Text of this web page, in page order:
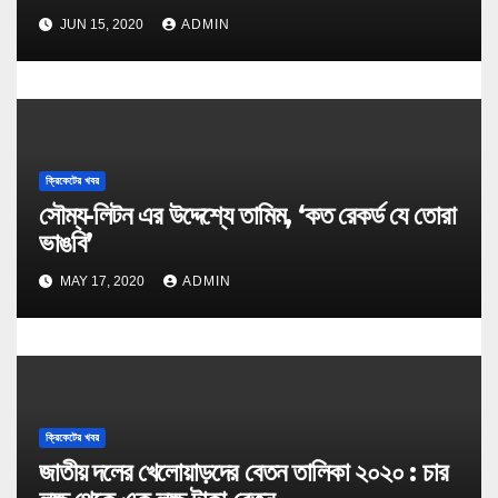
JUN 15, 2020 ADMIN
ক্রিকেটের খবর
সৌম্য-লিটন এর উদ্দেশ্যে তামিম, ‘কত রেকর্ড যে তোরা
ভাঙবি’
MAY 17, 2020 ADMIN
ক্রিকেটের খবর
জাতীয় দলের খেলোয়াড়দের বেতন তালিকা ২০২০ : চার